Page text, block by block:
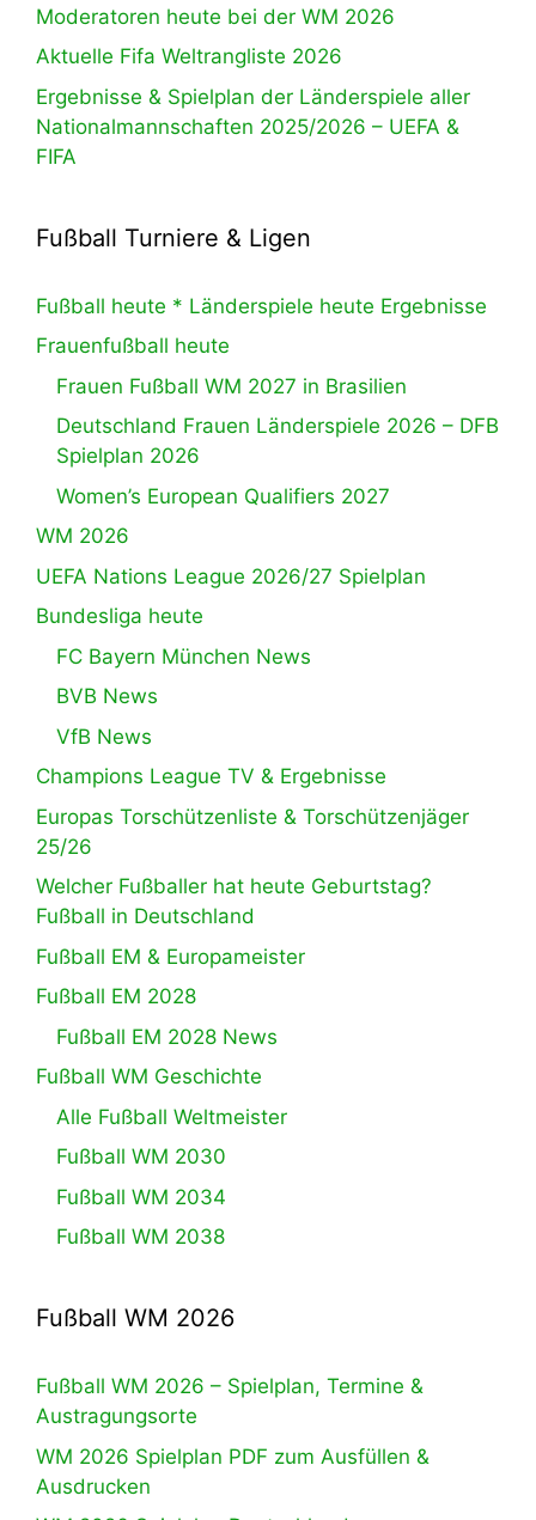
Moderatoren heute bei der WM 2026
Aktuelle Fifa Weltrangliste 2026
Ergebnisse & Spielplan der Länderspiele aller
Nationalmannschaften 2025/2026 – UEFA &
FIFA
Fußball Turniere & Ligen
Fußball heute * Länderspiele heute Ergebnisse
Frauenfußball heute
Frauen Fußball WM 2027 in Brasilien
Deutschland Frauen Länderspiele 2026 – DFB
Spielplan 2026
Women’s European Qualifiers 2027
WM 2026
UEFA Nations League 2026/27 Spielplan
Bundesliga heute
FC Bayern München News
BVB News
VfB News
Champions League TV & Ergebnisse
Europas Torschützenliste & Torschützenjäger
25/26
Welcher Fußballer hat heute Geburtstag?
Fußball in Deutschland
Fußball EM & Europameister
Fußball EM 2028
Fußball EM 2028 News
Fußball WM Geschichte
Alle Fußball Weltmeister
Fußball WM 2030
Fußball WM 2034
Fußball WM 2038
Fußball WM 2026
Fußball WM 2026 – Spielplan, Termine &
Austragungsorte
WM 2026 Spielplan PDF zum Ausfüllen &
Ausdrucken